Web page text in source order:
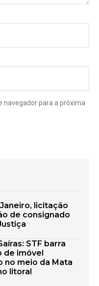
navegador para a próxima
licitação
de consignado
STF barra
de imóvel
no meio da Mata
litoral